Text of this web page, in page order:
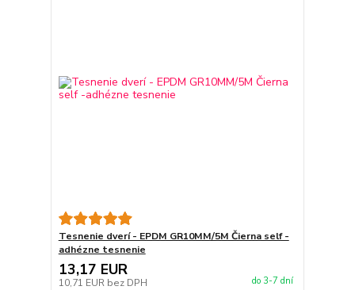
Tesnenie dverí - EPDM GR10MM/5M Čierna self -
adhézne tesnenie
13,17 EUR
10,71 EUR bez DPH do 3-7 dní